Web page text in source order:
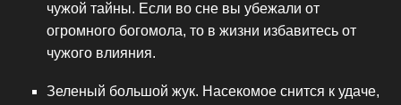
чужой тайны. Если во сне вы убежали от
огромного богомола, то в жизни избавитесь от
чужого влияния.
Зеленый большой жук. Насекомое снится к удаче,